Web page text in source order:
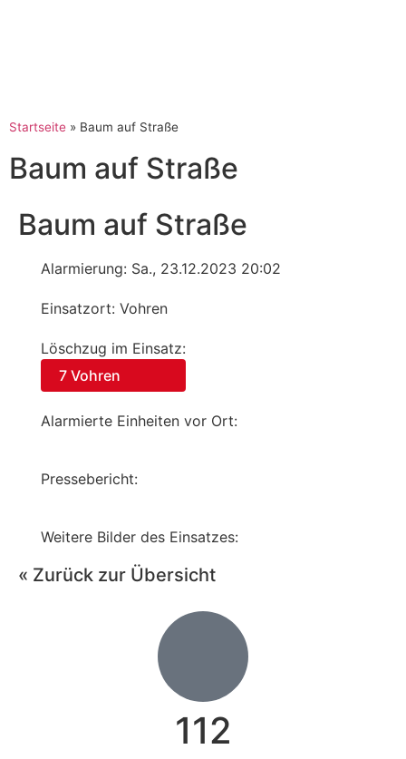
Startseite » Baum auf Straße
Baum auf Straße
Baum auf Straße
Alarmierung: Sa., 23.12.2023 20:02
Einsatzort: Vohren
Löschzug im Einsatz:
7 Vohren
Alarmierte Einheiten vor Ort:
Pressebericht:
Weitere Bilder des Einsatzes:
« Zurück zur Übersicht
112